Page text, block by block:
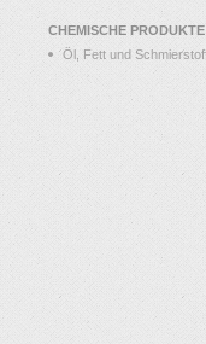
CHEMISCHE PRODUKTE
Öl, Fett und